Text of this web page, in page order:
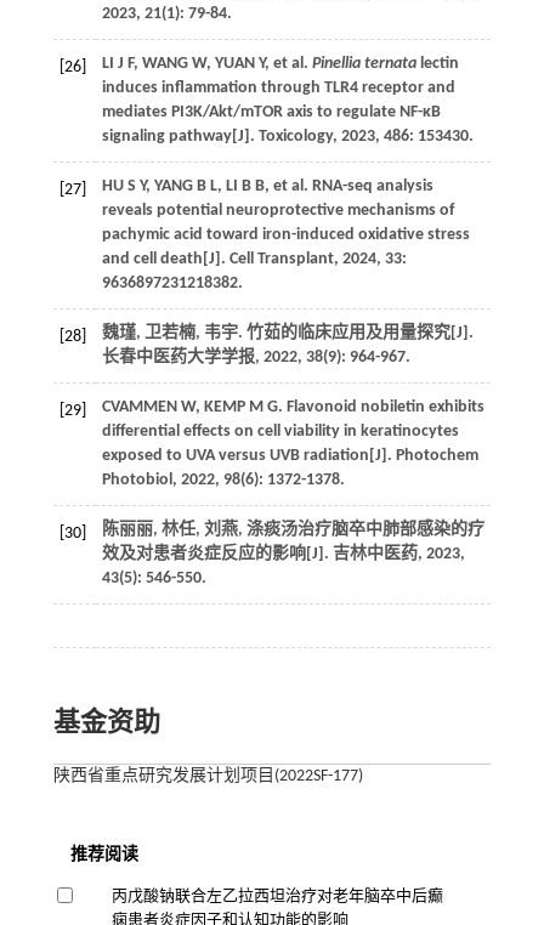
2023, 21(1): 79-84.
[26] LI J F, WANG W, YUAN Y, et al. Pinellia ternatalectin
induces inflammation through TLR4 receptor and
mediates PI3K/Akt/mTOR axis to regulate NF-κB
signaling pathway[J]. Toxicology, 2023, 486: 153430.
[27]
HU S Y, YANG B L, LI B B, et al. RNA-seq analysis
reveals potential neuroprotective mechanisms of
pachymic acid toward iron-induced oxidative stress
and cell death[J]. Cell Transplant, 2024, 33:
9636897231218382.
[28]
魏瑾, 卫若楠, 韦宇. 竹茹的临床应用及用量探究[J].
长春中医药大学学报, 2022, 38(9): 964-967.
[29]
CVAMMEN W, KEMP M G. Flavonoid nobiletin exhibits
differential effects on cell viability in keratinocytes
exposed to UVA versus UVB radiation[J]. Photochem
Photobiol, 2022, 98(6): 1372-1378.
[30]
陈丽丽, 林任, 刘燕, 涤痰汤治疗脑卒中肺部感染的疗
效及对患者炎症反应的影响[J]. 吉林中医药, 2023,
43(5): 546-550.
基金资助
陕西省重点研究发展计划项目(2022SF-177)